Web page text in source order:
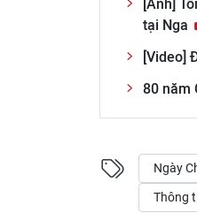
[Ảnh]
tại Nga
[Video]
80 năm
Ngày
Thông